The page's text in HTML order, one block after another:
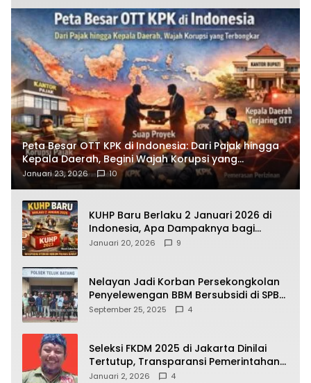
Peta Besar OTT KPK di Indonesia: Dari Pajak hingga
Kepala Daerah, Begini Wajah Korupsi yang
Terbongkar
Januari 23, 2026 10
KUHP Baru Berlaku 2 Januari 2026 di
Indonesia, Apa Dampaknya bagi
Kehidupan Warga? Ini Aturan Kunci
Januari 20, 2026 9
Nelayan Jadi Korban Persekongkolan
Penyelewengan BBM Bersubsidi di SPBU
64.78809 Teluk Batang
September 25, 2025 4
Seleksi FKDM 2025 di Jakarta Dinilai
Tertutup, Transparansi Pemerintahan
Pramono–Rano Dipertanyakan
Januari 2, 2026 4